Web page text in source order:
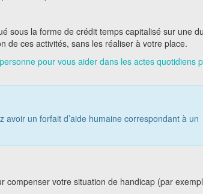
sous la forme de crédit temps capitalisé sur une
de ces activités, sans les réaliser à votre place.
pour vous aider dans les actes quotidiens
un forfait d’aide humaine correspondant à un
compenser votre situation de handicap (par